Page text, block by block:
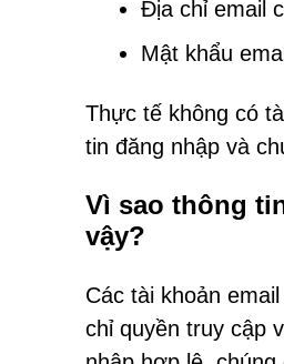
Địa chỉ email
Mật khẩu
Thực tế không có
tin đăng nhập và
Vì sao thông
vậy?
Các tài khoản
chỉ quyền truy cập